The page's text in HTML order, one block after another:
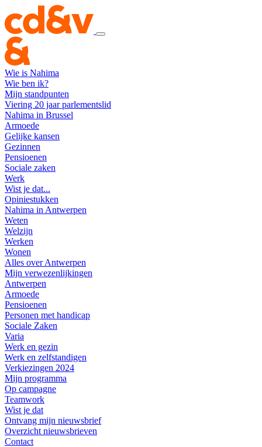
Wie is Nahima
Wie ben ik?
Mijn standpunten
Viering 20 jaar parlementslid
Nahima in Brussel
Armoede
Gelijke kansen
Gezinnen
Pensioenen
Sociale zaken
Werk
Wist je dat...
Opiniestukken
Nahima in Antwerpen
Weten
Welzijn
Werken
Wonen
Alles over Antwerpen
Mijn verwezenlijkingen
Antwerpen
Armoede
Pensioenen
Personen met handicap
Sociale Zaken
Varia
Werk en gezin
Werk en zelfstandigen
Verkiezingen 2024
Mijn programma
Op campagne
Teamwork
Wist je dat
Ontvang mijn nieuwsbrief
Overzicht nieuwsbrieven
Contact